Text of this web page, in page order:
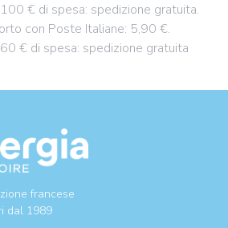
€ di spesa: spedizione gratuita.
con Poste Italiane: 5,90 €.
€ di spesa: spedizione gratuita
francese
dal 1989